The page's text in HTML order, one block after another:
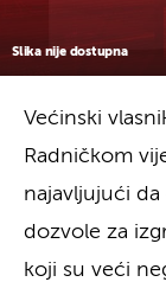
Slika nije dostupna
Većinski
Radničkom
najavljujući
dozvole za
koji su veći